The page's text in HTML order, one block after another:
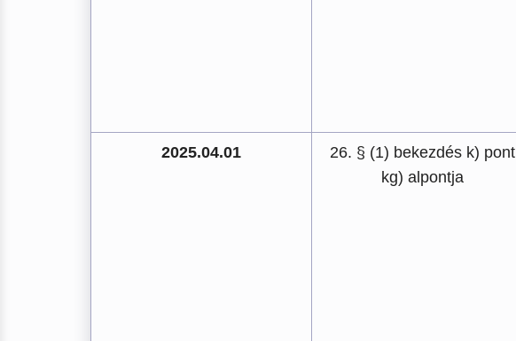
2025.04.01
26. § (1) bekezdés k) pont
kg) alpontja